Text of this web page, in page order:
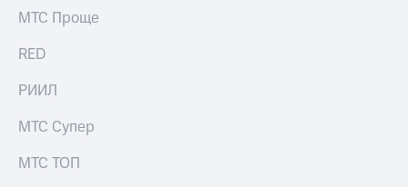
Порядок
выкупа
Описание
Уведомление
МТС Проще
RED
РИИЛ
МТС Супер
МТС ТОП